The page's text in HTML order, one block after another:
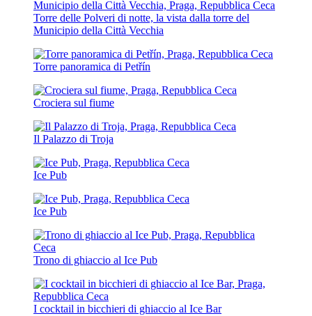
Torre delle Polveri di notte, la vista dalla torre del
Municipio della Città Vecchia
Torre panoramica di Petřín
Crociera sul fiume
Il Palazzo di Troja
Ice Pub
Ice Pub
Trono di ghiaccio al Ice Pub
I cocktail in bicchieri di ghiaccio al Ice Bar